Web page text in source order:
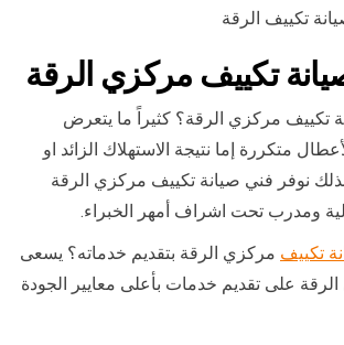
تكييف الرقة
تكييف مركزي الرقة
تكييف مركزي الرقة؟ كثيراً ما يتعرض
متكررة إما نتيجة الاستهلاك الزائد او
نوفر فني صيانة تكييف مركزي الرقة
ومدرب تحت اشراف أمهر الخبراء.
تكييف مركزي الرقة بتقديم خدماته؟ يسعى
على تقديم خدمات بأعلى معايير الجودة